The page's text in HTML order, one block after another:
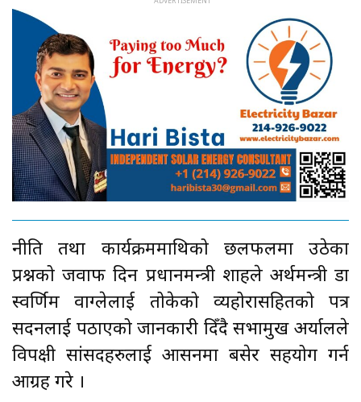
नीति तथा कार्यक्रममाथिको छलफलमा उठेका
प्रश्नको जवाफ दिन प्रधानमन्त्री शाहले अर्थमन्त्री डा
स्वर्णिम वाग्लेलाई तोकेको व्यहोरासहितको पत्र
सदनलाई पठाएको जानकारी दिँदै सभामुख अर्यालले
विपक्षी सांसदहरुलाई आसनमा बसेर सहयोग गर्न
आग्रह गरे ।